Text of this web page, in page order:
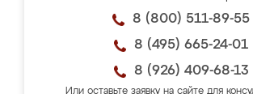
8 (800) 511-89-55
8 (495) 665-24-01
8 (926) 409-68-13
Или оставьте заявку на сайте для